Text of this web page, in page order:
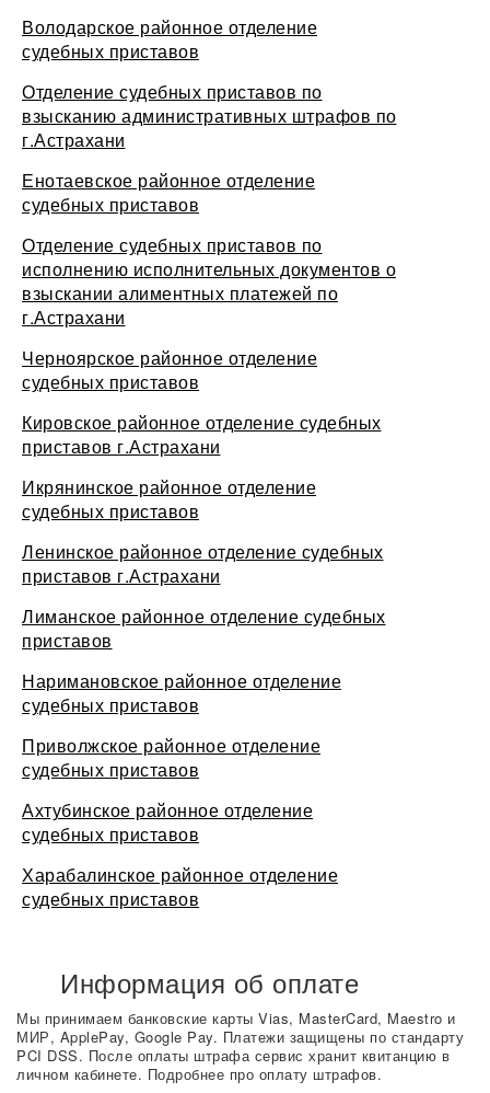
Володарское районное отделение
судебных приставов
Отделение судебных приставов по
взысканию административных штрафов по
г.Астрахани
Енотаевское районное отделение
судебных приставов
Отделение судебных приставов по
исполнению исполнительных документов о
взыскании алиментных платежей по
г.Астрахани
Черноярское районное отделение
судебных приставов
Кировское районное отделение судебных
приставов г.Астрахани
Икрянинское районное отделение
судебных приставов
Ленинское районное отделение судебных
приставов г.Астрахани
Лиманское районное отделение судебных
приставов
Наримановское районное отделение
судебных приставов
Приволжское районное отделение
судебных приставов
Ахтубинское районное отделение
судебных приставов
Харабалинское районное отделение
судебных приставов
Информация об оплате
Мы принимаем банковские карты Vias, MasterCard, Maestro и
МИР, ApplePay, Google Pay. Платежи защищены по стандарту
PCI DSS. После оплаты штрафа сервис хранит квитанцию в
личном кабинете. Подробнее про оплату штрафов.